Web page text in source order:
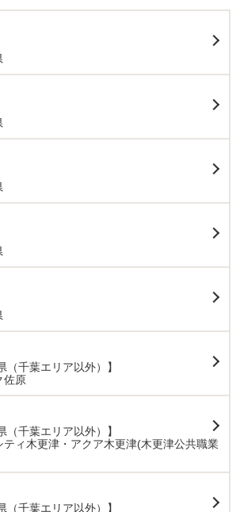
（千葉エリア以外）】
佐原
（千葉エリア以外）】
ティ木更津・アクア木更津(木更津公共職業
（千葉エリア以外）】